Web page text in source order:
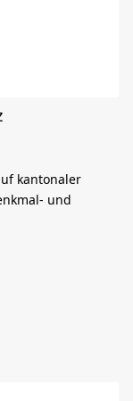
kantonaler
und